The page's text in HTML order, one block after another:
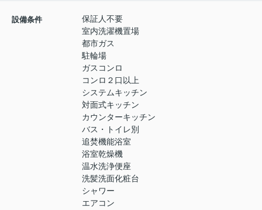
設備条件
保証人不要
室内洗濯機置場
都市ガス
駐輪場
ガスコンロ
コンロ２口以上
システムキッチン
対面式キッチン
カウンターキッチン
バス・トイレ別
追焚機能浴室
浴室乾燥機
温水洗浄便座
洗髪洗面化粧台
シャワー
エアコン